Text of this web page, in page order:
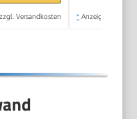
Versandkosten * Anzeige